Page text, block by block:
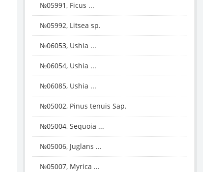
№05991, Ficus ...
№05992, Litsea sp.
№06053, Ushia ...
№06054, Ushia ...
№06085, Ushia ...
№05002, Pinus tenuis Sap.
№05004, Sequoia ...
№05006, Juglans ...
№05007, Myrica ...